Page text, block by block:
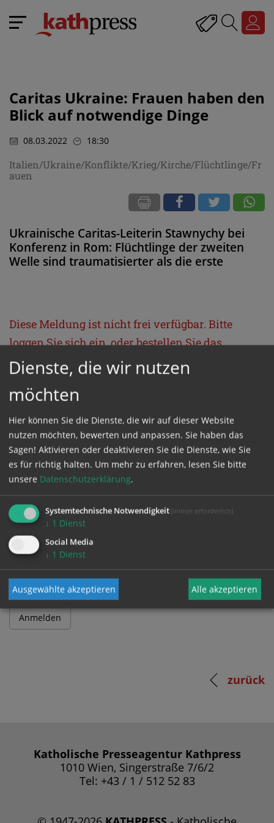
Caritas Ukraine: Frauen haben den
Blick auf notwendige Dinge
08.03.2022 18:30
Italien/Ukraine/Konflikte/Krieg/Kirche/Flüchtlinge/Fr
auen
Ukrainische Caritas-Leiterin Stawnychy bei
Konferenz in Rom: Flüchtlinge der zweiten
Welle sind traumatisierter als die erste
Diese Meldung ist nicht frei verfügbar. Bitte
loggen Sie sich ein, oder bestellen Sie das
Produkt
Kathpress_online
GESCHÜTZTER BEREICH
Bitte melden Sie sich mit Ihrem Benutzernamen
und Passwort an.
Benutzername
Passwort
zurück
Katholische Presseagentur Kathpress
1010 Wien, Singerstraße 7/6/2
Tel: +43 / 1 / 512 52 83
Dienste, die wir nutzen
möchten
Hier können Sie die Dienste, die wir auf dieser Website
nutzen möchten, bewerten und anpassen. Sie haben das
Sagen! Aktivieren oder deaktivieren Sie die Dienste, wie Sie
es für richtig halten. Um mehr zu erfahren, lesen Sie bitte
unsere Datenschutzerklärung.
Systemtechnische Notwendigkeit (immer erforderlich)
↓ 1 Dienst
Social Media
↓ 1 Dienst
Ausgewählte akzeptieren Alle akzeptieren